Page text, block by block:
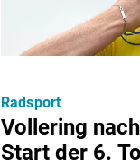
Vollering
Start der 6.
Radsport